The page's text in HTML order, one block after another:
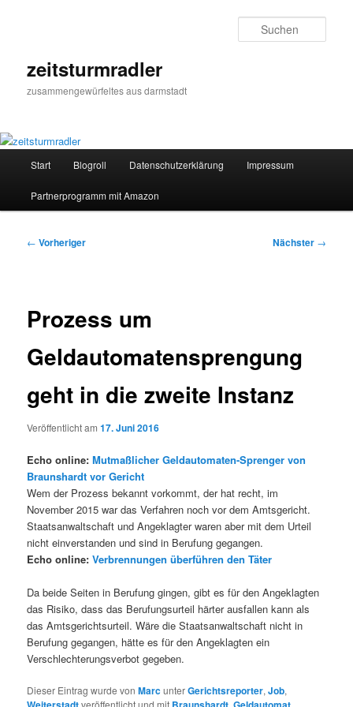
zeitsturmradler
zusammengewürfeltes aus darmstadt
Start Blogroll Datenschutzerklärung Impressum
Partnerprogramm mit Amazon
Beitragsnavigation
← Vorheriger Nächster →
Prozess um
Geldautomatensprengung
geht in die zweite Instanz
Veröffentlicht am17. Juni 2016
Echo online:Mutmaßlicher Geldautomaten-Sprenger von
Braunshardt vor Gericht
Wem der Prozess bekannt vorkommt, der hat recht, im
November 2015 war das Verfahren noch vor dem Amtsgericht.
Staatsanwaltschaft und Angeklagter waren aber mit dem Urteil
nicht einverstanden und sind in Berufung gegangen.
Echo online:Verbrennungen überführen den Täter
Da beide Seiten in Berufung gingen, gibt es für den Angeklagten
das Risiko, dass das Berufungsurteil härter ausfallen kann als
das Amtsgerichtsurteil. Wäre die Staatsanwaltschaft nicht in
Berufung gegangen, hätte es für den Angeklagten ein
Verschlechterungsverbot gegeben.
Dieser Eintrag wurde vonMarcunterGerichtsreporter,Job,